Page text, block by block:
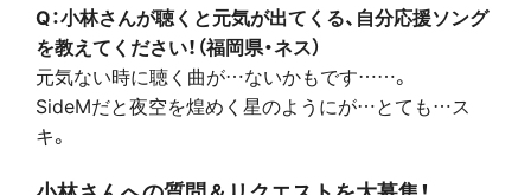
Q：小林さんが聴くと元気が出てくる、自分応援ソング
を教えてください！（福岡県・ネス）
元気ない時に聴く曲が…ないかもです……。
SideMだと夜空を煌めく星のようにが…とても…ス
キ。